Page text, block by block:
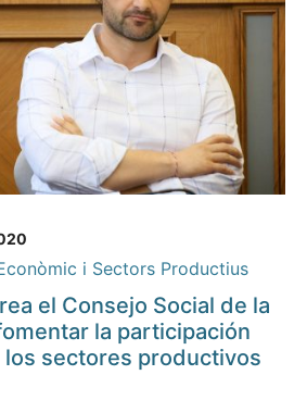
i Sectors Productius
el Consejo Social de la
la participación
los sectores productivos